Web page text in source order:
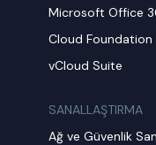
Microsoft Office
Cloud Foundation
vCloud Suite
SANALLAŞTIRMA
Ağ ve Güvenlik